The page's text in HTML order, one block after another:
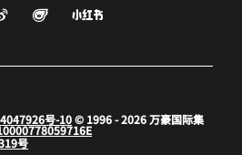
一扫
微博
开新窗口
飞猪
打开新窗口打开新窗口
号-10© 1996 - 2026 万豪国际集
号